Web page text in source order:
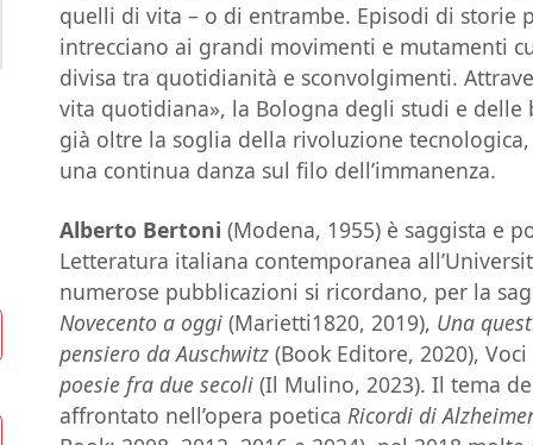
quelli di vita – o di entrambe. Episodi di storie
intrecciano ai grandi movimenti e mutamenti
divisa tra quotidianità e sconvolgimenti.
vita quotidiana», la Bologna degli studi e delle
già oltre la soglia della rivoluzione
una continua danza sul filo dell’immanenza.
Alberto Bertoni (Modena, 1955) è saggista e
Letteratura italiana contemporanea
numerose pubblicazioni si ricordano, per la
Novecento a oggi (Marietti1820, 2019), Una
pensiero da Auschwitz (Book Editore, 2020),
poesie fra due secoli (Il Mulino, 2023). Il tema
affrontato nell’opera poeticaRicordi di